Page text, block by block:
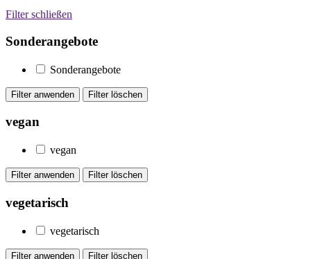
Filter schließen
Sonderangebote
Sonderangebote
vegan
vegan
vegetarisch
vegetarisch